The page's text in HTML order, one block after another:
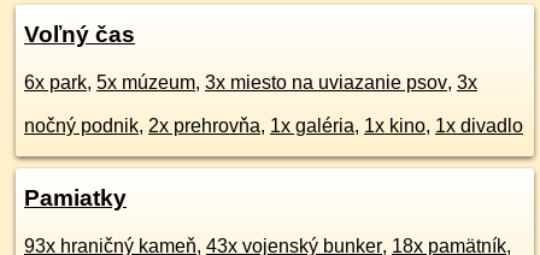
Voľný čas
6x park, 5x múzeum, 3x miesto na uviazanie psov, 3x
nočný podnik, 2x prehrovňa, 1x galéria, 1x kino, 1x divadlo
Pamiatky
93x hraničný kameň, 43x vojenský bunker, 18x pamätník,